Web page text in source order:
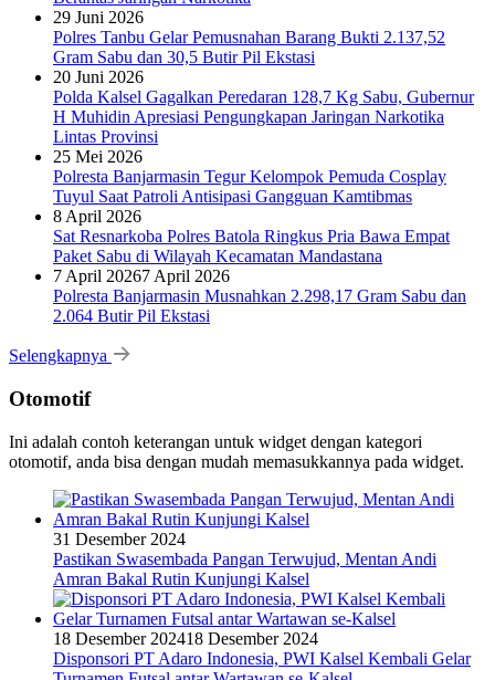
29 Juni 2026
Polres Tanbu Gelar Pemusnahan Barang Bukti 2.137,52
Gram Sabu dan 30,5 Butir Pil Ekstasi
20 Juni 2026
Polda Kalsel Gagalkan Peredaran 128,7 Kg Sabu, Gubernur
H Muhidin Apresiasi Pengungkapan Jaringan Narkotika
Lintas Provinsi
25 Mei 2026
Polresta Banjarmasin Tegur Kelompok Pemuda Cosplay
Tuyul Saat Patroli Antisipasi Gangguan Kamtibmas
8 April 2026
Sat Resnarkoba Polres Batola Ringkus Pria Bawa Empat
Paket Sabu di Wilayah Kecamatan Mandastana
7 April 20267 April 2026
Polresta Banjarmasin Musnahkan 2.298,17 Gram Sabu dan
2.064 Butir Pil Ekstasi
Selengkapnya
Otomotif
Ini adalah contoh keterangan untuk widget dengan kategori
otomotif, anda bisa dengan mudah memasukkannya pada widget.
31 Desember 2024
Pastikan Swasembada Pangan Terwujud, Mentan Andi
Amran Bakal Rutin Kunjungi Kalsel
18 Desember 202418 Desember 2024
Disponsori PT Adaro Indonesia, PWI Kalsel Kembali Gelar